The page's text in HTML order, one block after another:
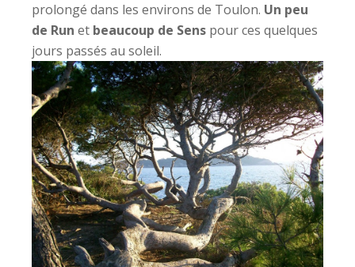
prolongé dans les environs de Toulon. Un peu
de Run et beaucoup de Sens pour ces quelques
jours passés au soleil.